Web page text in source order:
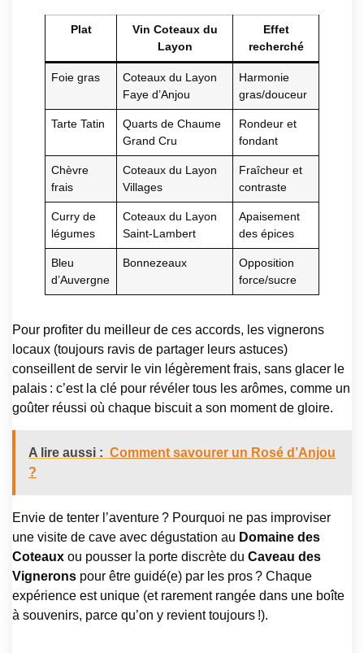
Plat
Vin Coteaux du
Layon
Effet
recherché
Foie gras
Coteaux du Layon
Faye d’Anjou
Harmonie
gras/douceur
Tarte Tatin
Quarts de Chaume
Grand Cru
Rondeur et
fondant
Chèvre
frais
Coteaux du Layon
Villages
Fraîcheur et
contraste
Curry de
légumes
Coteaux du Layon
Saint-Lambert
Apaisement
des épices
Bleu
d’Auvergne
Bonnezeaux
Opposition
force/sucre
Pour profiter du meilleur de ces accords, les vignerons
locaux (toujours ravis de partager leurs astuces)
conseillent de servir le vin légèrement frais, sans glacer le
palais : c’est la clé pour révéler tous les arômes, comme un
goûter réussi où chaque biscuit a son moment de gloire.
A lire aussi : Comment savourer un Rosé d’Anjou
?
Envie de tenter l’aventure ? Pourquoi ne pas improviser
une visite de cave avec dégustation au Domaine des
Coteaux ou pousser la porte discrète du Caveau des
Vignerons pour être guidé(e) par les pros ? Chaque
expérience est unique (et rarement rangée dans une boîte
à souvenirs, parce qu’on y revient toujours !).